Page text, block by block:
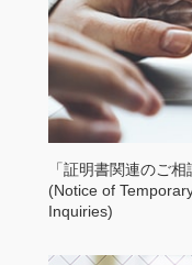
「証明書関連のご
(Notice of
Inquiries)